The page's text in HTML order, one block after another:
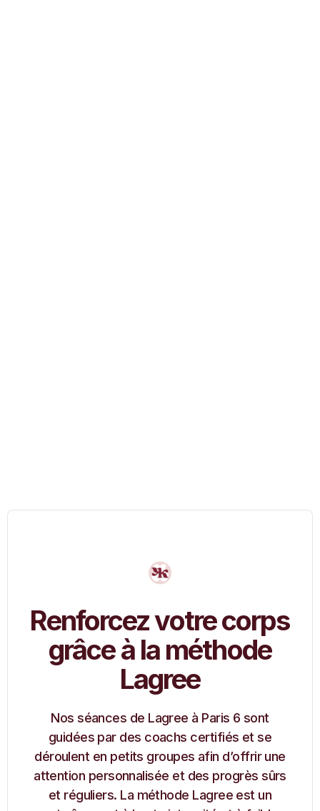
Renforcez votre corps
grâce à la méthode
Lagree
Nos séances de Lagree à Paris 6 sont
guidées par des coachs certifiés et se
déroulent en petits groupes afin d’offrir une
attention personnalisée et des progrès sûrs
et réguliers. La méthode Lagree est un